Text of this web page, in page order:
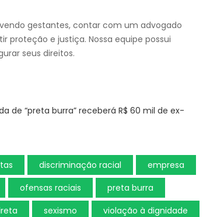
gestantes, contar com um advogado
proteção e justiça. Nossa equipe possui
seus direitos.
de “preta burra” receberá R$ 60 mil de ex-
discriminação racial
empresa
ofensas raciais
preta burra
sexismo violação à dignidade